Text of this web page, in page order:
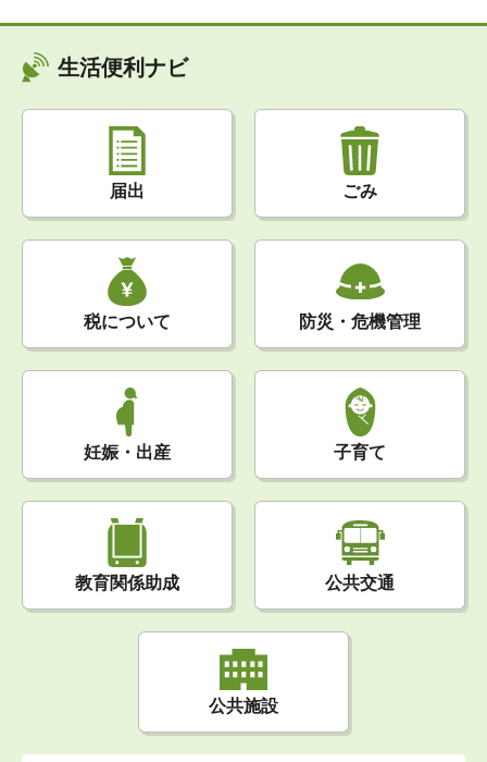
生活便利ナビ
届出 ごみ
税について 防災・危機管理
妊娠・出産 子育て
教育関係助成 公共交通
公共施設